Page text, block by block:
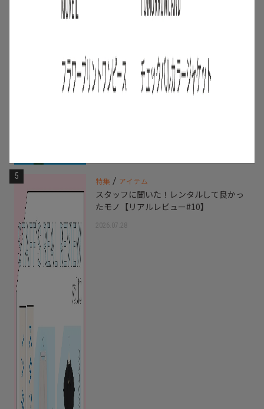
5 特集 / アイテム
スタッフに聞いた！レンタルして良かっ
たモノ【リアルレビュー#10】
2026.07.28